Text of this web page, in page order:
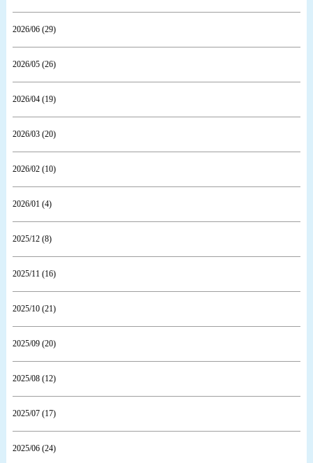
2026/06 (29)
2026/05 (26)
2026/04 (19)
2026/03 (20)
2026/02 (10)
2026/01 (4)
2025/12 (8)
2025/11 (16)
2025/10 (21)
2025/09 (20)
2025/08 (12)
2025/07 (17)
2025/06 (24)